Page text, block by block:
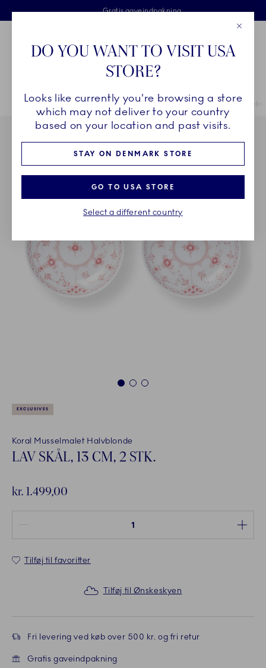
Skip Navigation
Fri levering ved køb over 500 kr. og fri retur
Gratis gaveindpakning
2 års brudgaranti
Royal Copenhagen
Breadcrumb Headlinesss
HjemSTEL Stel Koral Musselmalet Halvblonde Koral
1 2 3
EXCLUSIVES
Koral Musselmalet Halvblonde
LAV SKÅL, 13 CM, 2 STK.
kr. 1.499,00
Tilføj til favoritter
Tilføj til Ønskeskyen
Fri levering ved køb over 500 kr. og fri retur
Gratis gaveindpakning
DO YOU WANT TO VISIT USA
STORE?
Looks like currently you're browsing a store
which may not deliver to your country
based on your location and past visits.
STAY ON DENMARK STORE
GO TO USA STORE
Select a different country